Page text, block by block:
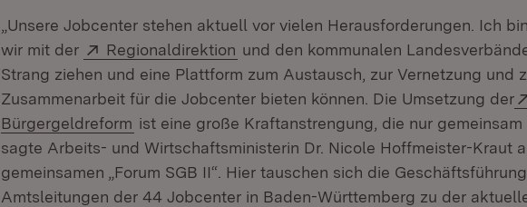
„Unsere Jobcenter stehen aktuell vor vielen Herausforderungen. Ich
wir mit der
Extern:
Regionaldirektion (Öffnet in neuem Fenster)
und den kommunalen
Strang ziehen und eine Plattform zum Austausch, zur Vernetzung und
Zusammenarbeit für die Jobcenter bieten können. Die Umsetzung der
Bürgergeldreform (Öffnet in neuem Fenster)
ist eine große Kraftanstrengung, die nur gemeinsam
sagte Arbeits- und Wirtschaftsministerin Dr. Nicole Hoffmeister-Kraut
gemeinsamen „Forum SGB II“. Hier tauschen sich die
Amtsleitungen der 44 Jobcenter in Baden-Württemberg zu der